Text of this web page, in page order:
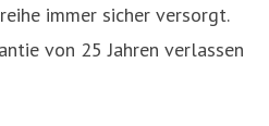
immer sicher versorgt.
von 25 Jahren verlassen